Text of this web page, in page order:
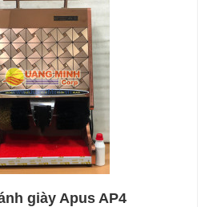
giày Apus AP2
đ 4.500.000 đ
giày Apus AP4